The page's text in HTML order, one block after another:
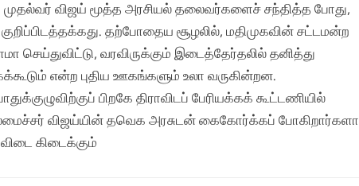
முதல்வர் விஜய் மூத்த அரசியல் தலைவர்களைச் சந்தித்த போது,
தற்போதைய சூழலில், மதிமுகவின் சட்டமன்ற
செய்துவிட்டு, வரவிருக்கும் இடைத்தேர்தலில் தனித்து
என்ற புதிய ஊகங்களும் உலா வருகின்றன.
பிறகே திராவிடப் பேரியக்கக் கூட்டணியில்
விஜய்யின் தவெக அரசுடன் கைகோர்க்கப் போகிறார்களா
கிடைக்கும்